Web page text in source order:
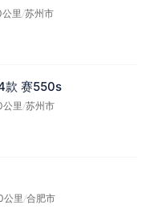
里/苏州市
赛550s
里 /苏州市
里 /合肥市